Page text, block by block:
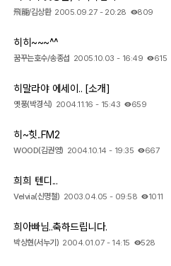
飛龍/김상환 2005.09.27 - 20:28 809
히히~~~^^
꿈꾸는호수/송종섭 2005.10.03 - 16:49 615
히말라야 에세이.. [소개]
옛풍(박경식) 2004.11.16 - 15:43 659
히~힛..FM2
WOOD(김권영) 2004.10.14 - 19:35 667
희희 텐디...
Velvia(신명철) 2003.04.05 - 09:58 1011
희아빠님..축하드립니다.
박상현(서누기) 2004.01.07 - 14:15 528